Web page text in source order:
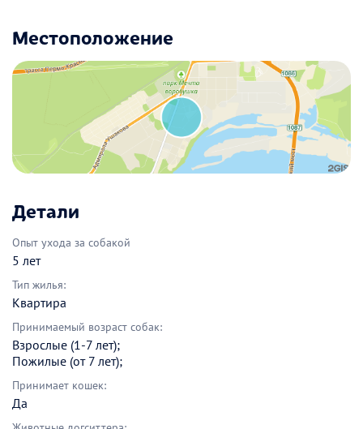
Местоположение
Детали
Опыт ухода за собакой
5 лет
Тип жилья:
Квартира
Принимаемый возраст собак:
Взрослые (1-7 лет);
Пожилые (от 7 лет);
Принимает кошек:
Да